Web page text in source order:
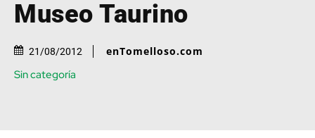
Museo Taurino
21/08/2012 enTomelloso.com
Sin categoría